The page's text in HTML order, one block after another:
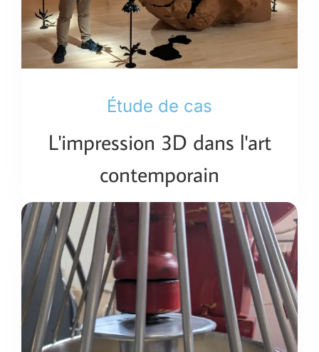
Étude de cas
L'impression 3D dans l'art
contemporain